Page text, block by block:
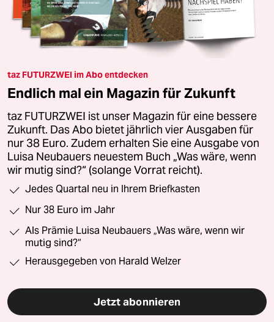
taz FUTURZWEI im Abo entdecken
Endlich mal ein Magazin für Zukunft
taz FUTURZWEI ist unser Magazin für eine bessere
Zukunft. Das Abo bietet jährlich vier Ausgaben für
nur 38 Euro. Zudem erhalten Sie eine Ausgabe von
Luisa Neubauers neuestem Buch „Was wäre, wenn
wir mutig sind?“ (solange Vorrat reicht).
Jedes Quartal neu in Ihrem Briefkasten
Nur 38 Euro im Jahr
Als Prämie Luisa Neubauers „Was wäre, wenn wir
mutig sind?“
Herausgegeben von Harald Welzer
Jetzt abonnieren